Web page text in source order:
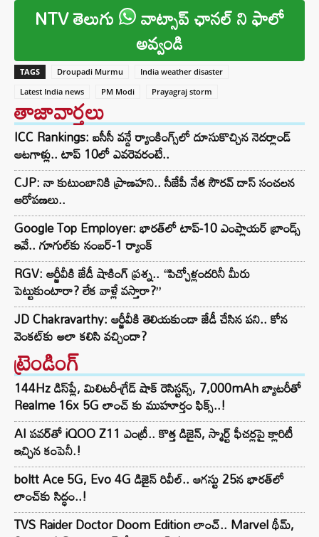
NTV తెలుగు వాట్సాప్ ఛానల్ ని ఫాలో
అవ్వండి
TAGS Droupadi Murmu
India weather disaster
Latest India news
PM Modi Prayagraj storm
తాజావార్తలు
ICC Rankings: ఐసీసీ వన్డే ర్యాంకింగ్స్‌లో దూసుకొచ్చిన నెదర్లాండ్
ఆటగాళ్లు.. టాప్ 10లో ఎవరెవరంటే..
CJP: నా కుటుంబానికి ప్రాణహని.. సీజేపీ నేత సౌరవ్ దాస్ సంచలన
ఆరోపణలు..
Google Top Employer: భారత్‌లో టాప్-10 ఎంప్లాయర్ బ్రాండ్స్
ఇవే.. గూగుల్‌కు నంబర్-1 ర్యాంక్
RGV: ఆర్జీవీకి జేడీ షాకింగ్ ప్రశ్న.. “పిచ్చోళ్లందరినీ మీరు
పెట్టుకుంటారా? లేక వాళ్లే వస్తారా?”
JD Chakravarthy: ఆర్జీవీకి తెలియకుండా జేడీ చేసిన పని.. కోన
వెంకట్‌కు అలా కలిసి వచ్చిందా?
ట్రెండింగ్‌
144Hz డిస్‌ప్లే, మిలిటరీ-గ్రేడ్ షాక్ రెసిస్టన్స్, 7,000mAh బ్యాటరీతో
Realme 16x 5G లాంచ్ కు ముహూర్తం ఫిక్స్..!
AI పవర్‌తో iQOO Z11 ఎంట్రీ.. కొత్త డిజైన్, స్మార్ట్ ఫీచర్లపై క్లారిటీ
ఇచ్చిన కంపెనీ.!
boltt Ace 5G, Evo 4G డిజైన్ రివీల్.. ఆగస్టు 25న భారత్‌లో
లాంచ్‌కు సిద్ధం..!
TVS Raider Doctor Doom Edition లాంచ్.. Marvel థీమ్,